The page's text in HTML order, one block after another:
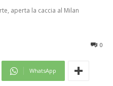
aperta la caccia al Milan
0
WhatsApp